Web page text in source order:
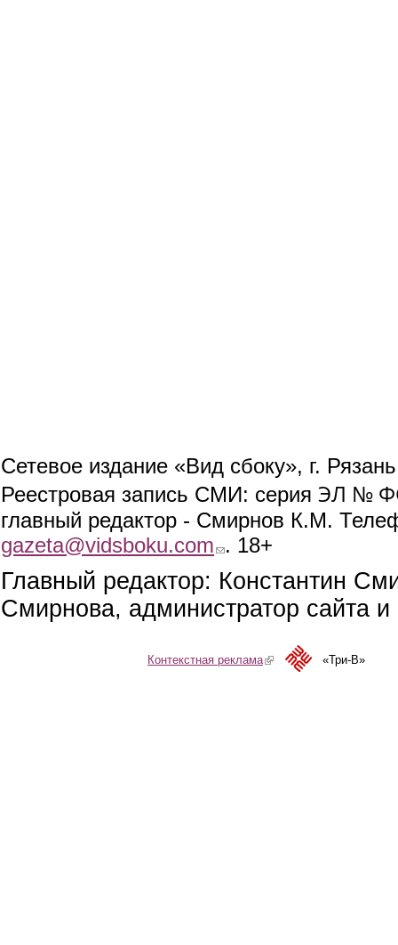
Сетевое издание «Вид сбоку», г.
Реестровая запись СМИ: серия ЭЛ №
главный редактор - Смирнов К.М.
gazeta@vidsboku.com (link sends e-mail)
. 18+
Главный редактор: Константин
Смирнова, администратор сайта
Контекстная реклама(link is external)«Три-В»